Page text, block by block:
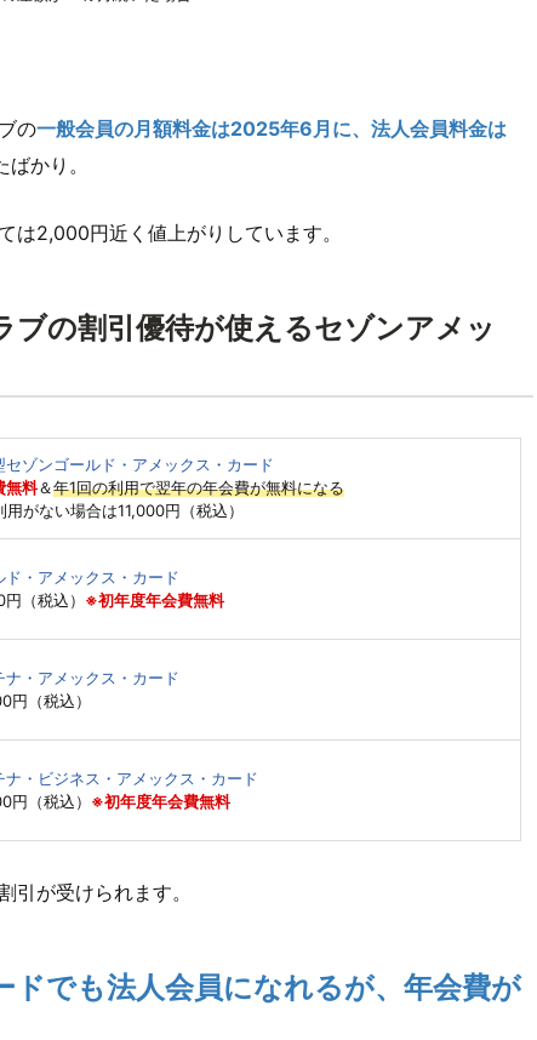
の一般会員の月額料金は2025年6月に、法人会員料金は
ばかり。
は2,000円近く値上がりしています。
ブの割引優待が使えるセゾンアメッ
セゾンゴールド・アメックス・カード
無料＆年1回の利用で翌年の年会費が無料になる
がない場合は11,000円（税込）
ド・アメックス・カード
（税込） ※初年度年会費無料
ナ・アメックス・カード
（税込）
ナ・ビジネス・アメックス・カード
（税込） ※初年度年会費無料
引が受けられます。
ドでも法人会員になれるが、年会費が